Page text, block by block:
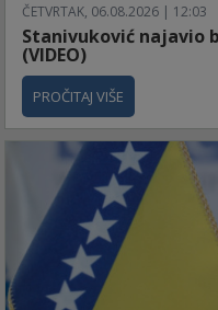
ČETVRTAK, 06.08.2026 | 12:03
Stanivuković najavio
(VIDEO)
PROČITAJ VIŠE